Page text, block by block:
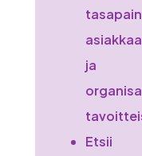
ja
Etsii